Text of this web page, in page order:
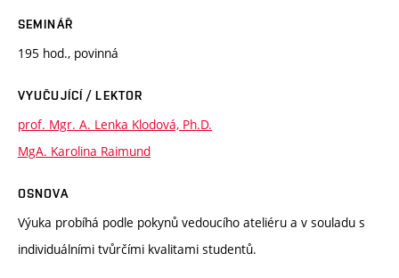
SEMINÁŘ
195 hod., povinná
VYUČUJÍCÍ / LEKTOR
prof. Mgr. A. Lenka Klodová, Ph.D.
MgA. Karolina Raimund
OSNOVA
Výuka probíhá podle pokynů vedoucího ateliéru a v souladu s
individuálními tvůrčími kvalitami studentů.